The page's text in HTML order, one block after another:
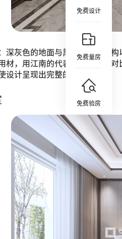
免费设计
免费量房
免费验房
深灰色的地面与黑色的木质结
材，用江南的代表颜色，黑白
设计呈现出完整的效果。